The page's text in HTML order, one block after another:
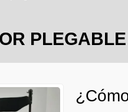
PLEGABLE